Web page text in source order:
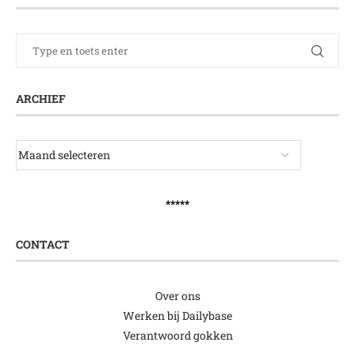
ARCHIEF
*****
CONTACT
Over ons
Werken bij Dailybase
Verantwoord gokken